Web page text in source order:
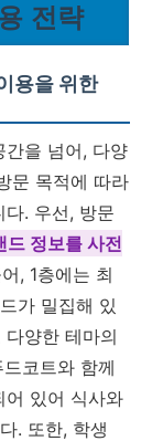
전략
용을 위한
간을 넘어, 다양
문 목적에 따라
. 우선, 방문
드 정보를 사전
, 1층에는 최
가 밀집해 있
양한 테마의
코트와 함께
어 있어 식사와
. 또한, 학생